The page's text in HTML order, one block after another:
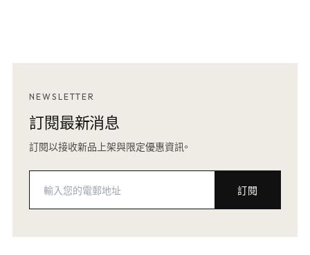
NEWSLETTER
訂閱最新消息
訂閱以接收新品上架與限定優惠資訊。
訂閱